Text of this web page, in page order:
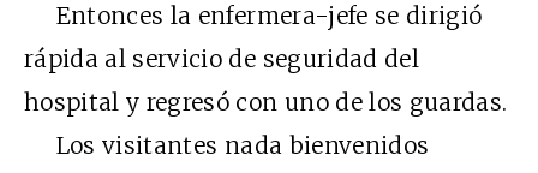
Entonces la enfermera-jefe se dirigió
rápida al servicio de seguridad del
hospital y regresó con uno de los guardas.
Los visitantes nada bienvenidos